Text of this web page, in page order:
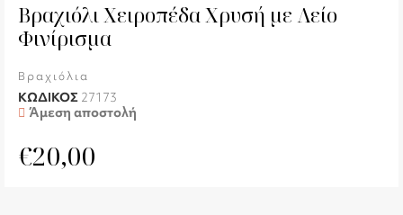
Βραχιόλι Χειροπέδα Χρυσή με Λείο
Φινίρισμα
Βραχιόλια
ΚΩΔΙΚΟΣ 27173
Άμεση αποστολή
€20,00